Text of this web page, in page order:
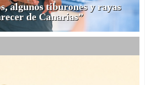
algunos tiburones y rayas
de Canarias”